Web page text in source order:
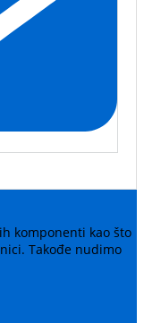
komponenti kao što
Takođe nudimo